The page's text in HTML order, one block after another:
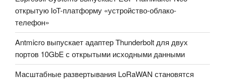
открытую IoT-платформу «устройство-облако-
телефон»
Antmicro выпускает адаптер Thunderbolt для двух
портов 10GbE с открытыми исходными данными
Масштабные развертывания LoRaWAN становятся